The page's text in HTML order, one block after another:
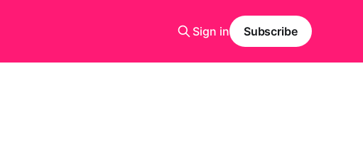
Sign in Subscribe